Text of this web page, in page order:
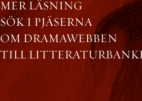
MER LÄSNING
SÖKI PJÄSERNA
OM DRAMAWEBBEN
TILL